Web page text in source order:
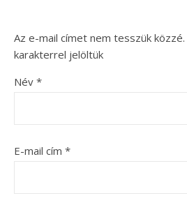
Az e-mail címet nem tesszük közzé.
karakterrel jelöltük
Név *
E-mail cím *